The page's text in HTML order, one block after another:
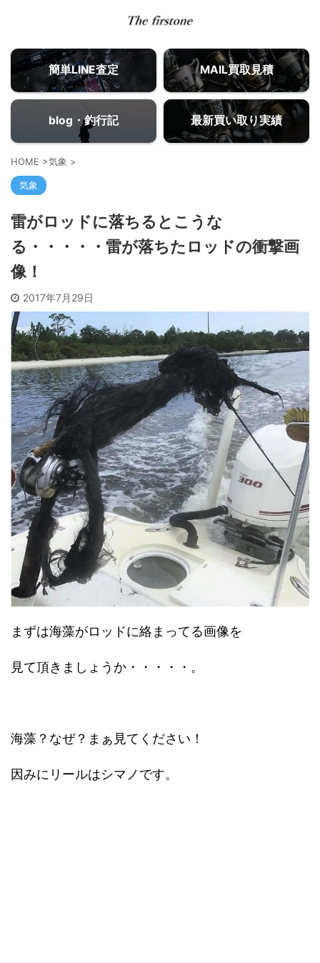
簡単LINE査定 MAIL買取見積
blog・釣行記 最新買い取り実績
HOME >気象 >
気象
雷がロッドに落ちるとこうな
る・・・・・雷が落ちたロッドの衝撃画
像！
2017年7月29日
まずは海藻がロッドに絡まってる画像を
見て頂きましょうか・・・・・。
海藻？なぜ？まぁ見てください！
因みにリールはシマノです。